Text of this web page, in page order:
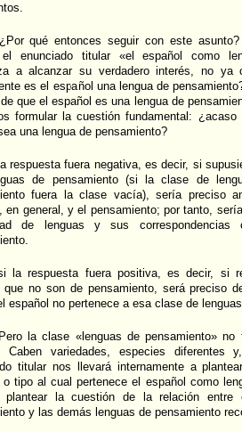
qué entonces seguir con este
el enunciado titular «el español como
a alcanzar su verdadero interés, no ya
es el español una lengua de
que el español es una lengua de
formular la cuestión fundamental:
una lengua de pensamiento?
respuesta fuera negativa, es decir, si
de pensamiento (si la clase de
fuera la clase vacía), sería preciso
en general, y el pensamiento; por tanto,
de lenguas y sus
la respuesta fuera positiva, es decir, si
que no son de pensamiento, será preciso
español no pertenece a esa clase de
la clase «lenguas de pensamiento»
Caben variedades, especies
titular nos llevará internamente a
o tipo al cual pertenece el español como
plantear la cuestión de la relación entre
y las demás lenguas de pensamiento